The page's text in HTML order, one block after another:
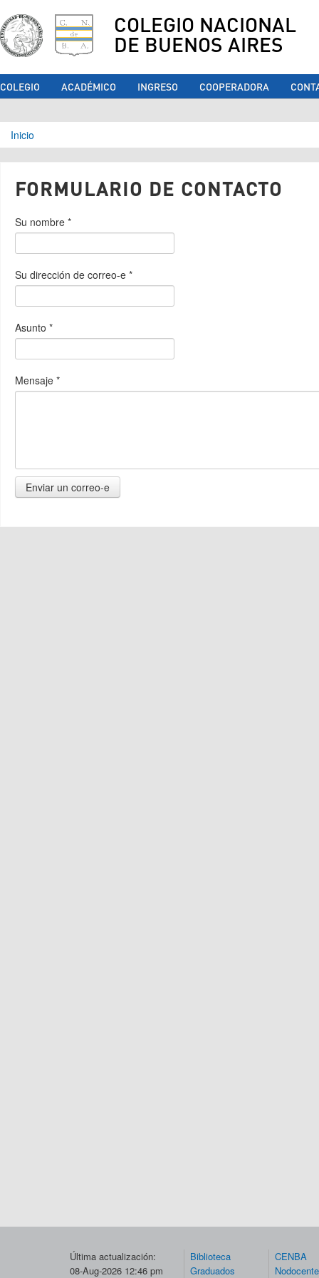
COLEGIO NACIONAL
DE BUENOS AIRES
COLEGIO ACADÉMICO INGRESO COOPERADORA
Se encuentra usted aquí
Inicio
FORMULARIO DE CONTACTO
Su nombre *
Su dirección de correo-e *
Asunto *
Mensaje *
Última actualización:
08-Aug-2026 12:46 pm
Biblioteca
Graduados
CENBA